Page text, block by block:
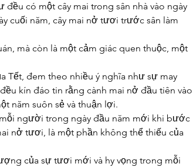
có một cây mai trong sân nhà vào ngày
cuối năm, cây mai nở tươi trước sân làm
mà còn là một cảm giác quen thuộc, một
Tết, đem theo nhiều ý nghĩa như sự may
kín đáo tin rằng cành mai nở đầu tiên vào
năm suôn sẻ và thuận lợi.
người trong ngày đầu năm mới khi bước
nở tươi, là một phần không thể thiếu của
của sự tươi mới và hy vọng trong mỗi